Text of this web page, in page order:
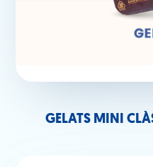
GELATS MINI